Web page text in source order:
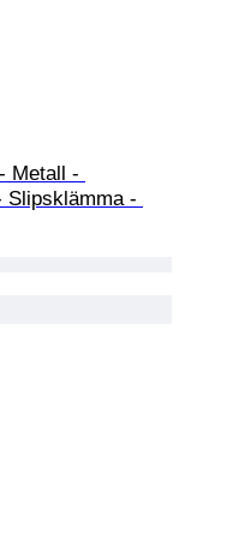
Metall -
Slipsklämma -